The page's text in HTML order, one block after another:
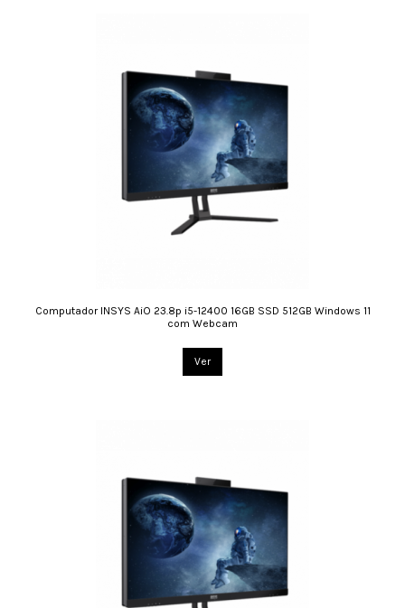
Computador INSYS AiO 23.8p i5-12400 16GB SSD 512GB Windows 11
com Webcam
Ver